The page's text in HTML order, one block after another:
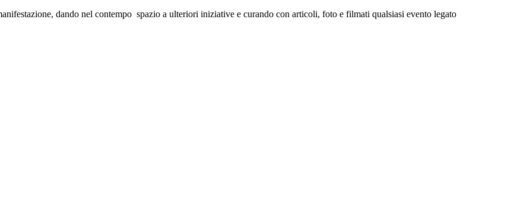
dando nel contempo spazio a ulteriori iniziative e curando con articoli, foto e filmati qualsiasi evento legato